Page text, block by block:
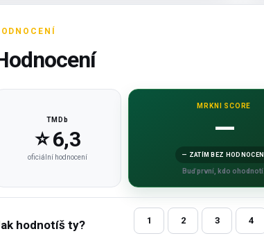
TMDb
⭐ 6,3
oficiální hodnocení
MRKNI SCORE
—
— ZATÍM BEZ HODNOCENÍ
Buď první, kdo ohodnotí.
hodnotíš ty? 1 2 3 4